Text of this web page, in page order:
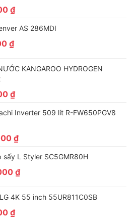
₫
AS 286MDI
₫
KANGAROO HYDROGEN
₫
Inverter 509 lít R-FW650PGV8
₫
sấy L Styler SC5GMR80H
₫
4K 55 inch 55UR811C0SB
₫